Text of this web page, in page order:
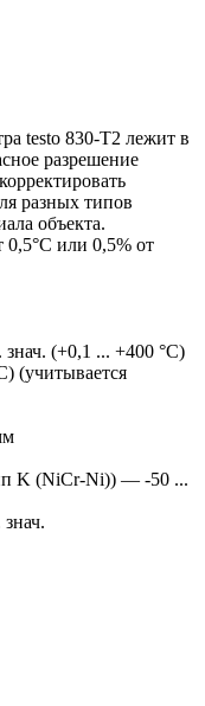
testo 830-T2 лежит в
разрешение
разных типов
объекта.
или 0,5% от
(+0,1 ... +400 °C)
(учитывается
K (NiCr-Ni)) — -50 ...